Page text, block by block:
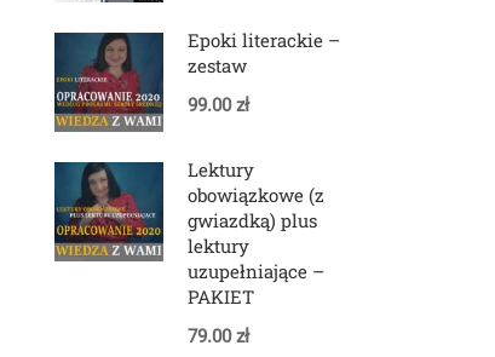
Epoki literackie –
zestaw
99.00 zł
Lektury
obowiązkowe (z
gwiazdką) plus
lektury
uzupełniające –
PAKIET
79.00 zł